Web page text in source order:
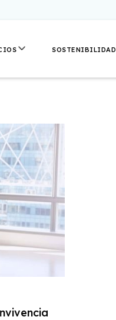
SOSTENIBILIDAD